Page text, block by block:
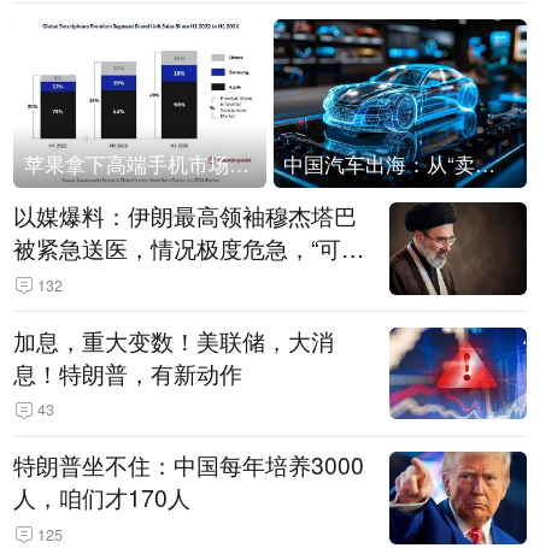
苹果拿下高端手机市场65%的份额：iPhone 17系列功不可没 中国汽车出海：从“卖出去”到“走进去”
以媒爆料：伊朗最高领袖穆杰塔巴
被紧急送医，情况极度危急，“可能
随时会死去”
132
加息，重大变数！美联储，大消
息！特朗普，有新动作
43
特朗普坐不住：中国每年培养3000
人，咱们才170人
125